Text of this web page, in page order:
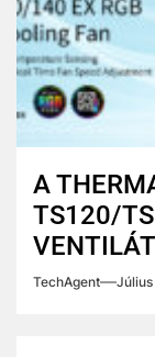
A
TS120/
TechAgent